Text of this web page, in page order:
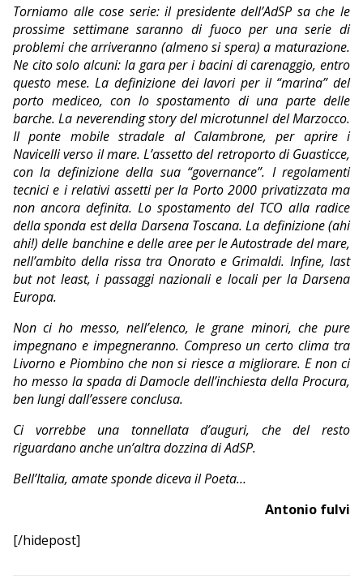
Torniamo alle cose serie: il presidente dell’AdSP sa che le
prossime settimane saranno di fuoco per una serie di
problemi che arriveranno (almeno si spera) a maturazione.
Ne cito solo alcuni: la gara per i bacini di carenaggio, entro
questo mese. La definizione dei lavori per il “marina” del
porto mediceo, con lo spostamento di una parte delle
barche. La neverending story del microtunnel del Marzocco.
Il ponte mobile stradale al Calambrone, per aprire i
Navicelli verso il mare. L’assetto del retroporto di Guasticce,
con la definizione della sua “governance”. I regolamenti
tecnici e i relativi assetti per la Porto 2000 privatizzata ma
non ancora definita. Lo spostamento del TCO alla radice
della sponda est della Darsena Toscana. La definizione (ahi
ahi!) delle banchine e delle aree per le Autostrade del mare,
nell’ambito della rissa tra Onorato e Grimaldi. Infine, last
but not least, i passaggi nazionali e locali per la Darsena
Europa.
Non ci ho messo, nell’elenco, le grane minori, che pure
impegnano e impegneranno. Compreso un certo clima tra
Livorno e Piombino che non si riesce a migliorare. E non ci
ho messo la spada di Damocle dell’inchiesta della Procura,
ben lungi dall’essere conclusa.
Ci vorrebbe una tonnellata d’auguri, che del resto
riguardano anche un’altra dozzina di AdSP.
Bell’Italia, amate sponde diceva il Poeta…
Antonio fulvi
[/hidepost]